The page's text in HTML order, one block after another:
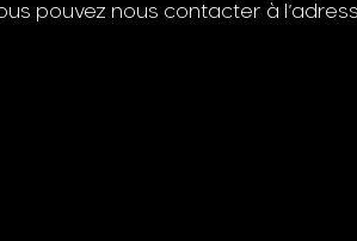
pouvez nous contacter à